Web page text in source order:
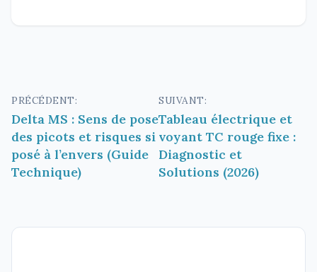
Navigation
de
l’article
PRÉCÉDENT:
Delta MS : Sens de pose
des picots et risques si
posé à l’envers (Guide
Technique)
SUIVANT:
Tableau électrique et
voyant TC rouge fixe :
Diagnostic et
Solutions (2026)